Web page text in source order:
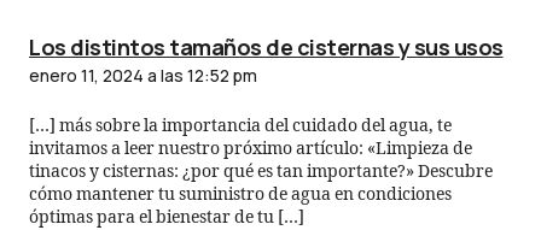
Los distintos tamaños de cisternas y sus usos
enero 11, 2024 a las 12:52 pm
[…] más sobre la importancia del cuidado del agua, te
invitamos a leer nuestro próximo artículo: «Limpieza de
tinacos y cisternas: ¿por qué es tan importante?» Descubre
cómo mantener tu suministro de agua en condiciones
óptimas para el bienestar de tu […]